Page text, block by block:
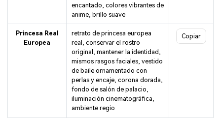
encantado, colores vibrantes de
anime, brillo suave
Princesa Real
Europea
retrato de princesa europea
real, conservar el rostro
original, mantener la identidad,
mismos rasgos faciales, vestido
de baile ornamentado con
perlas y encaje, corona dorada,
fondo de salón de palacio,
iluminación cinematográfica,
ambiente regio
Copiar